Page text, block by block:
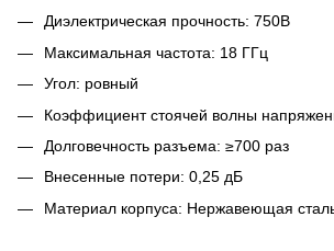
Диэлектрическая прочность: 750В
Максимальная частота: 18 ГГц
Угол: ровный
Коэффициент стоячей волны
Долговечность разъема: ≥700 раз
Внесенные потери: 0,25 дБ
Материал корпуса: Нержавеющая